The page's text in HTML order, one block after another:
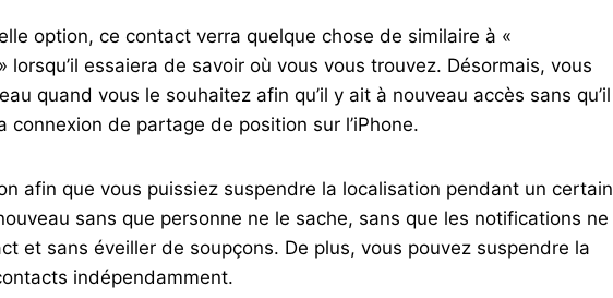
option, ce contact verra quelque chose de similaire à «
lorsqu’il essaiera de savoir où vous vous trouvez. Désormais, vous
quand vous le souhaitez afin qu’il y ait à nouveau accès sans qu’il
connexion de partage de position sur l’iPhone.
afin que vous puissiez suspendre la localisation pendant un certain
sans que personne ne le sache, sans que les notifications ne
et sans éveiller de soupçons. De plus, vous pouvez suspendre la
indépendamment.